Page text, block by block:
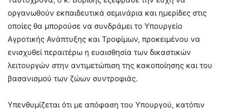
οργανωθούν εκπαιδευτικά σεμινάρια και ημερίδες στις
οποίες θα μπορούσε να συνδράμει το Υπουργείο
Αγροτικής Ανάπτυξης και Τροφίμων, προκειμένου να
ενισχυθεί περαιτέρω η ευαισθησία των δικαστικών
λειτουργών στην αντιμετώπιση της κακοποίησης και του
βασανισμού των ζώων συντροφιάς.
Υπενθυμίζεται ότι με απόφαση του Υπουργού, κατόπιν